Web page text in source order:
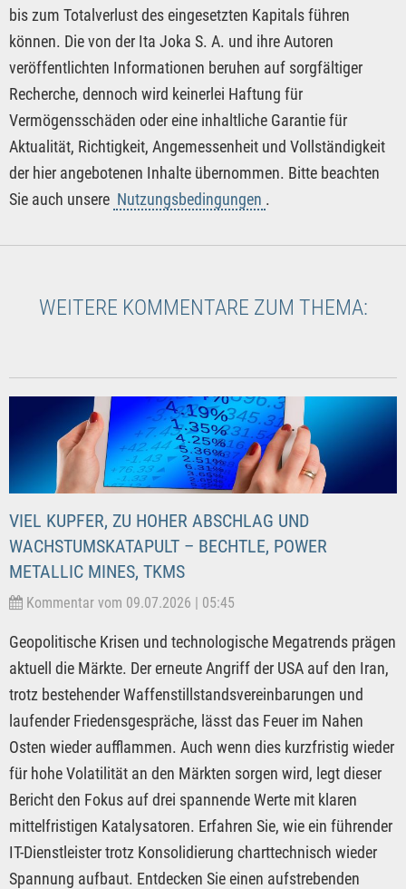
bis zum Totalverlust des eingesetzten Kapitals führen
können. Die von der Ita Joka S. A. und ihre Autoren
veröffentlichten Informationen beruhen auf sorgfältiger
Recherche, dennoch wird keinerlei Haftung für
Vermögensschäden oder eine inhaltliche Garantie für
Aktualität, Richtigkeit, Angemessenheit und Vollständigkeit
der hier angebotenen Inhalte übernommen. Bitte beachten
Sie auch unsere Nutzungsbedingungen .
WEITERE KOMMENTARE ZUM THEMA:
VIEL KUPFER, ZU HOHER ABSCHLAG UND
WACHSTUMSKATAPULT – BECHTLE, POWER
METALLIC MINES, TKMS
Kommentar vom 09.07.2026 | 05:45
Geopolitische Krisen und technologische Megatrends prägen
aktuell die Märkte. Der erneute Angriff der USA auf den Iran,
trotz bestehender Waffenstillstandsvereinbarungen und
laufender Friedensgespräche, lässt das Feuer im Nahen
Osten wieder aufflammen. Auch wenn dies kurzfristig wieder
für hohe Volatilität an den Märkten sorgen wird, legt dieser
Bericht den Fokus auf drei spannende Werte mit klaren
mittelfristigen Katalysatoren. Erfahren Sie, wie ein führender
IT-Dienstleister trotz Konsolidierung charttechnisch wieder
Spannung aufbaut. Entdecken Sie einen aufstrebenden